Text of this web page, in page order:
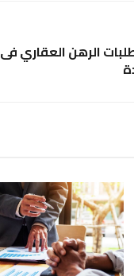
الرهن العقاري فى